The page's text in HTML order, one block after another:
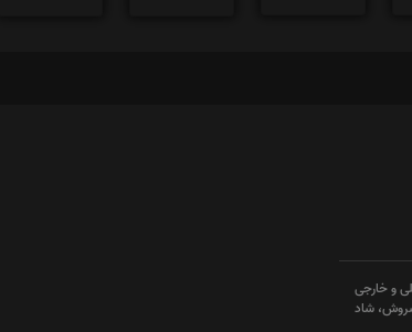
و خارجی
سروش، شاد